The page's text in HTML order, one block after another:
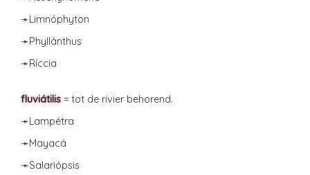
➛Limnóphyton
➛Phyllánthus
➛Ríccia
fluviátilis = tot de rivier behorend.
➛Lampétra
➛Mayacá
➛Salariópsis